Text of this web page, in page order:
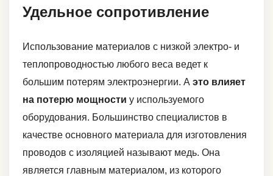
Удельное сопротивление
Использование материалов с низкой электро- и
теплопроводностью любого веса ведет к
большим потерям электроэнергии. А это влияет
на потерю мощности у используемого
оборудования. Большинство специалистов в
качестве основного материала для изготовления
проводов с изоляцией называют медь. Она
является главным материалом, из которого